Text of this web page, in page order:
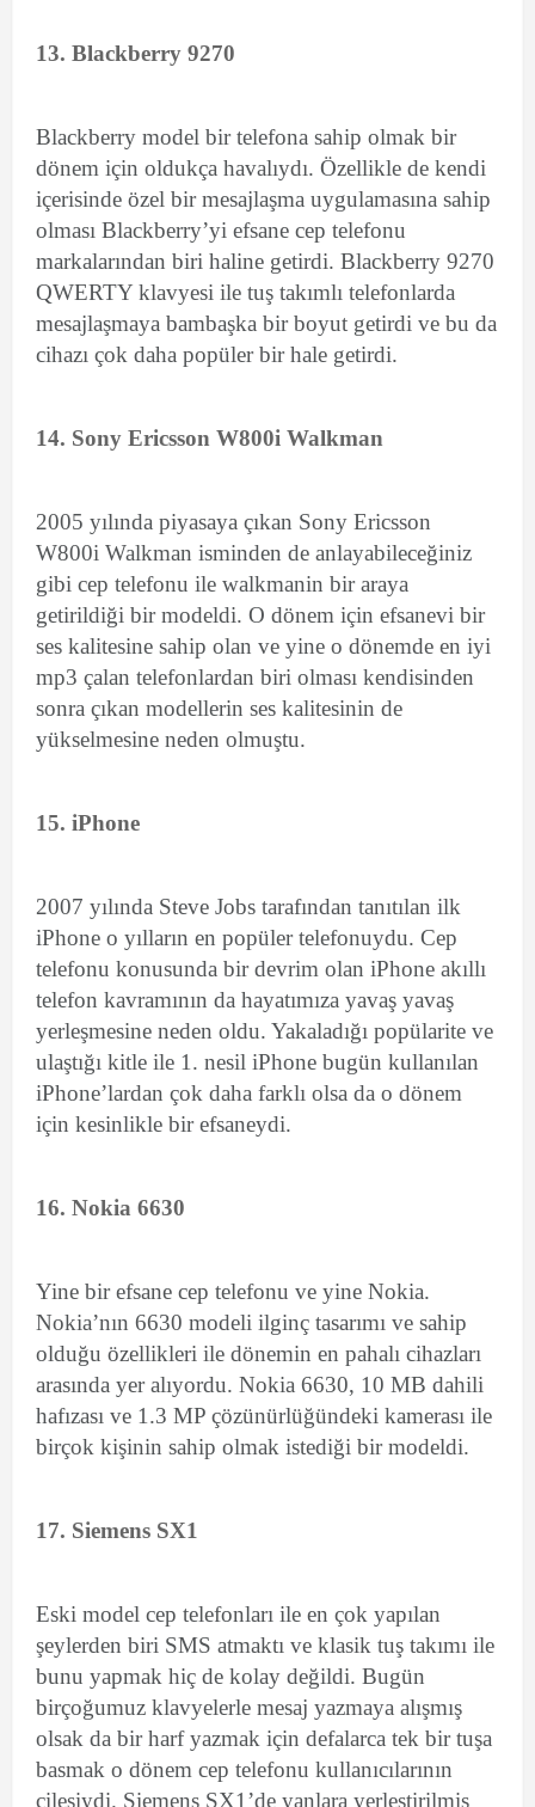
13. Blackberry 9270
Blackberry model bir telefona sahip olmak bir
dönem için oldukça havalıydı. Özellikle de kendi
içerisinde özel bir mesajlaşma uygulamasına sahip
olması Blackberry’yi efsane cep telefonu
markalarından biri haline getirdi. Blackberry 9270
QWERTY klavyesi ile tuş takımlı telefonlarda
mesajlaşmaya bambaşka bir boyut getirdi ve bu da
cihazı çok daha popüler bir hale getirdi.
14. Sony Ericsson W800i Walkman
2005 yılında piyasaya çıkan Sony Ericsson
W800i Walkman isminden de anlayabileceğiniz
gibi cep telefonu ile walkmanin bir araya
getirildiği bir modeldi. O dönem için efsanevi bir
ses kalitesine sahip olan ve yine o dönemde en iyi
mp3 çalan telefonlardan biri olması kendisinden
sonra çıkan modellerin ses kalitesinin de
yükselmesine neden olmuştu.
15. iPhone
2007 yılında Steve Jobs tarafından tanıtılan ilk
iPhone o yılların en popüler telefonuydu. Cep
telefonu konusunda bir devrim olan iPhone akıllı
telefon kavramının da hayatımıza yavaş yavaş
yerleşmesine neden oldu. Yakaladığı popülarite ve
ulaştığı kitle ile 1. nesil iPhone bugün kullanılan
iPhone’lardan çok daha farklı olsa da o dönem
için kesinlikle bir efsaneydi.
16. Nokia 6630
Yine bir efsane cep telefonu ve yine Nokia.
Nokia’nın 6630 modeli ilginç tasarımı ve sahip
olduğu özellikleri ile dönemin en pahalı cihazları
arasında yer alıyordu. Nokia 6630, 10 MB dahili
hafızası ve 1.3 MP çözünürlüğündeki kamerası ile
birçok kişinin sahip olmak istediği bir modeldi.
17. Siemens SX1
Eski model cep telefonları ile en çok yapılan
şeylerden biri SMS atmaktı ve klasik tuş takımı ile
bunu yapmak hiç de kolay değildi. Bugün
birçoğumuz klavyelerle mesaj yazmaya alışmış
olsak da bir harf yazmak için defalarca tek bir tuşa
basmak o dönem cep telefonu kullanıcılarının
çilesiydi. Siemens SX1’de yanlara yerleştirilmiş